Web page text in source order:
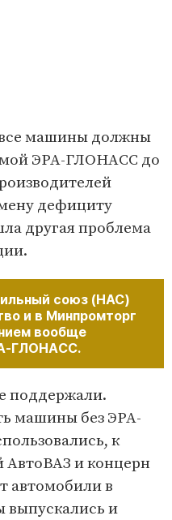
машины должны
ЭРА-ГЛОНАCС до
дефициту
другая проблема
союз (НАС)
и в Минпромторг
вообще
ГЛОНАCС.
поддержали.
машины без ЭРА-
к
АвтоВАЗ и концерн
автомобили в
выпускались и